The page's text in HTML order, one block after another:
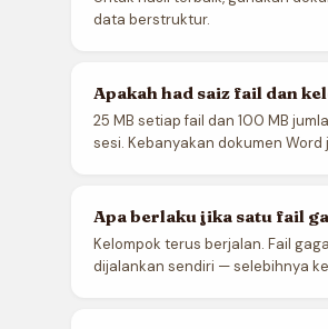
data berstruktur.
Apakah had saiz fail dan
25 MB setiap fail dan 100 MB
sesi. Kebanyakan dokumen Word
Apa berlaku jika satu fail
Kelompok terus berjalan. Fail
dijalankan sendiri — selebihnya